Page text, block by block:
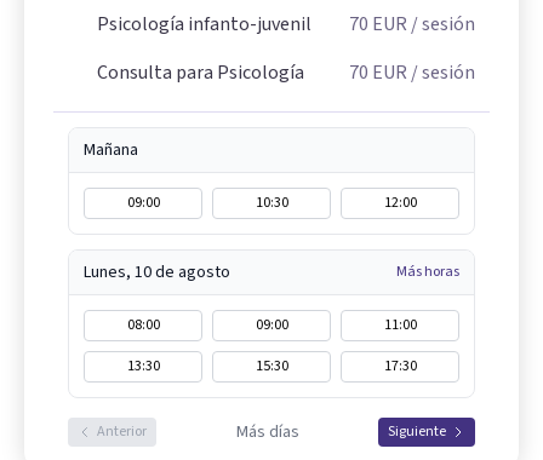
Psicología infanto-juvenil
70 EUR / sesión
Consulta para Psicología
70 EUR / sesión
Mañana
09:00 10:30 12:00
Lunes, 10 de agosto Más horas
08:00 09:00
11:00
13:30
15:30 17:30
Anterior Más días Siguiente